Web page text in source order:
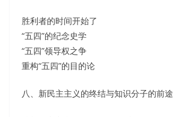
胜利者的时间开始了
“五四”的纪念史学
“五四”领导权之争
重构“五四”的目的论
八、新民主主义的终结与知识分子的前途